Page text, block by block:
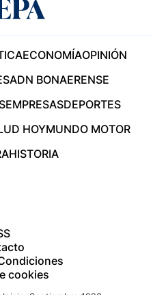
ECONOMÍAOPINIÓN
ADN BONAERENSE
EMPRESASDEPORTES
HOYMUNDO MOTOR
HISTORIA
cookies